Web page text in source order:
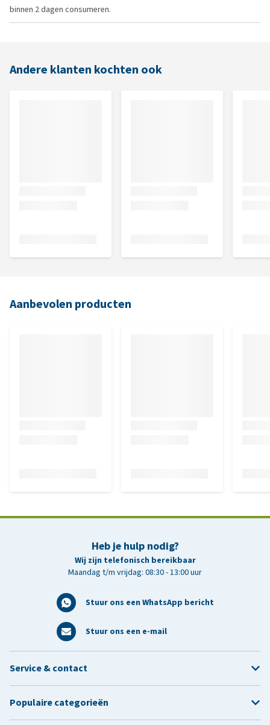
binnen 2 dagen consumeren.
Andere klanten kochten ook
Aanbevolen producten
Heb je hulp nodig?
Wij zijn telefonisch bereikbaar
Maandag t/m vrijdag: 08:30 - 13:00 uur
Stuur ons een WhatsApp bericht
Stuur ons een e-mail
Service & contact
Populaire categorieën